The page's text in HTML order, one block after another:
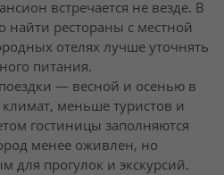
встречается не везде. В
найти рестораны с местной
отелях лучше уточнять
питания.
— весной и осенью в
меньше туристов и
гостиницы заполняются
менее оживлен, но
для прогулок и экскурсий.